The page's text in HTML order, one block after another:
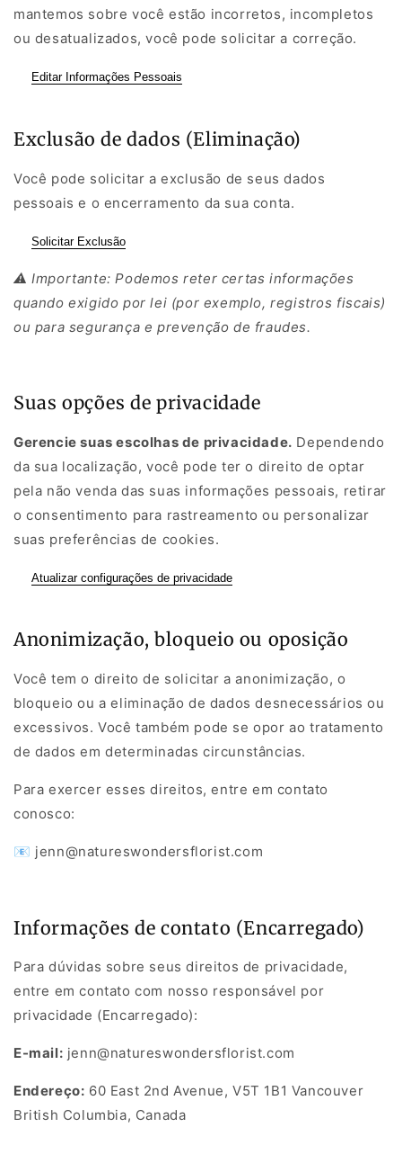
mantemos sobre você estão incorretos, incompletos
ou desatualizados, você pode solicitar a correção.
Editar Informações Pessoais
Exclusão de dados (Eliminação)
Você pode solicitar a exclusão de seus dados
pessoais e o encerramento da sua conta.
Solicitar Exclusão
⚠️ Importante: Podemos reter certas informações
quando exigido por lei (por exemplo, registros fiscais)
ou para segurança e prevenção de fraudes.
Suas opções de privacidade
Gerencie suas escolhas de privacidade. Dependendo
da sua localização, você pode ter o direito de optar
pela não venda das suas informações pessoais, retirar
o consentimento para rastreamento ou personalizar
suas preferências de cookies.
Atualizar configurações de privacidade
Anonimização, bloqueio ou oposição
Você tem o direito de solicitar a anonimização, o
bloqueio ou a eliminação de dados desnecessários ou
excessivos. Você também pode se opor ao tratamento
de dados em determinadas circunstâncias.
Para exercer esses direitos, entre em contato
conosco:
📧 jenn@natureswondersflorist.com
Informações de contato (Encarregado)
Para dúvidas sobre seus direitos de privacidade,
entre em contato com nosso responsável por
privacidade (Encarregado):
E-mail: jenn@natureswondersflorist.com
Endereço: 60 East 2nd Avenue, V5T 1B1 Vancouver
British Columbia, Canada